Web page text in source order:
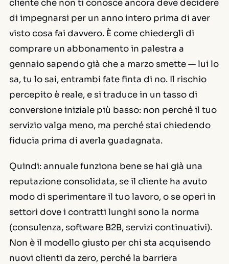
cliente che non ti conosce ancora deve decidere
di impegnarsi per un anno intero prima di aver
visto cosa fai davvero. È come chiedergli di
comprare un abbonamento in palestra a
gennaio sapendo già che a marzo smette — lui lo
sa, tu lo sai, entrambi fate finta di no. Il rischio
percepito è reale, e si traduce in un tasso di
conversione iniziale più basso: non perché il tuo
servizio valga meno, ma perché stai chiedendo
fiducia prima di averla guadagnata.
Quindi: annuale funziona bene se hai già una
reputazione consolidata, se il cliente ha avuto
modo di sperimentare il tuo lavoro, o se operi in
settori dove i contratti lunghi sono la norma
(consulenza, software B2B, servizi continuativi).
Non è il modello giusto per chi sta acquisendo
nuovi clienti da zero, perché la barriera